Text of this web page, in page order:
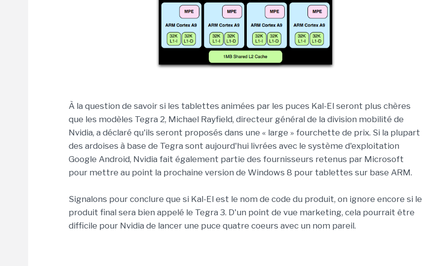
À la question de savoir si les tablettes animées par les puces Kal-El seront plus chères
que les modèles Tegra 2, Michael Rayfield, directeur général de la division mobilité de
Nvidia, a déclaré qu'ils seront proposés dans une « large » fourchette de prix. Si la plupart
des ardoises à base de Tegra sont aujourd'hui livrées avec le système d'exploitation
Google Android, Nvidia fait également partie des fournisseurs retenus par Microsoft
pour mettre au point la prochaine version de Windows 8 pour tablettes sur base ARM.
Signalons pour conclure que si Kal-El est le nom de code du produit, on ignore encore si le
produit final sera bien appelé le Tegra 3. D'un point de vue marketing, cela pourrait être
difficile pour Nvidia de lancer une puce quatre coeurs avec un nom pareil.